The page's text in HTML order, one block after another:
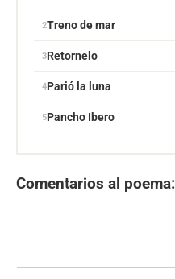
Treno de mar
Retornelo
Parió la luna
Pancho Ibero
Comentarios al poema: